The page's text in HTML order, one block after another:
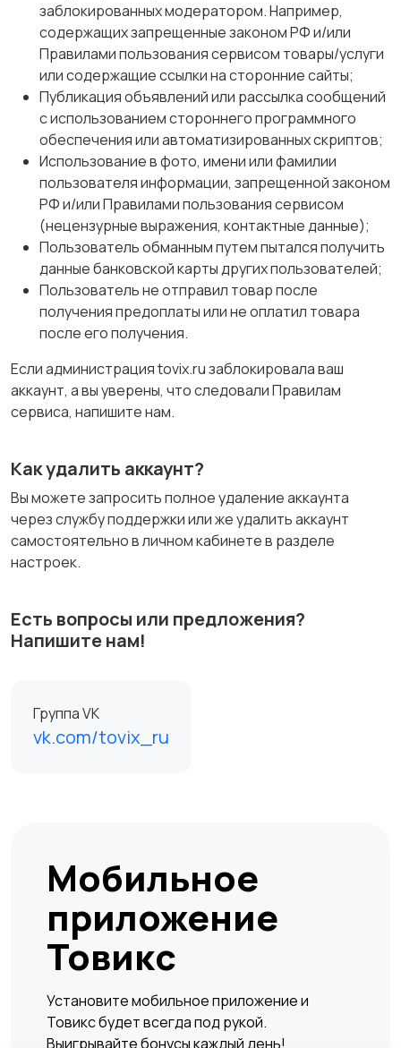
заблокированных модератором. Например,
содержащих запрещенные законом РФ и/или
Правилами пользования сервисом товары/услуги
или содержащие ссылки на сторонние сайты;
Публикация объявлений или рассылка сообщений
с использованием стороннего программного
обеспечения или автоматизированных скриптов;
Использование в фото, имени или фамилии
пользователя информации, запрещенной законом
РФ и/или Правилами пользования сервисом
(нецензурные выражения, контактные данные);
Пользователь обманным путем пытался получить
данные банковской карты других пользователей;
Пользователь не отправил товар после
получения предоплаты или не оплатил товара
после его получения.
Если администрация tovix.ru заблокировала ваш
аккаунт, а вы уверены, что следовали Правилам
сервиса, напишите нам.
Как удалить аккаунт?
Вы можете запросить полное удаление аккаунта
через службу поддержки или же удалить аккаунт
самостоятельно в личном кабинете в разделе
настроек.
Есть вопросы или предложения?
Напишите нам!
Группа VK
vk.com/tovix_ru
Мобильное
приложение
Товикс
Установите мобильное приложение и
Товикс будет всегда под рукой.
Выигрывайте бонусы каждый день!